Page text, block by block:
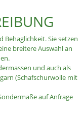
Behaglichkeit. Sie setzen
breitere Auswahl an
und auch als
(Schafschurwolle mit
auf Anfrage